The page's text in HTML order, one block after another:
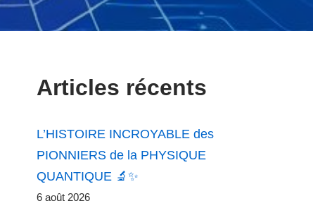
Articles récents
L’HISTOIRE INCROYABLE des
PIONNIERS de la PHYSIQUE
QUANTIQUE 🔬✨
6 août 2026